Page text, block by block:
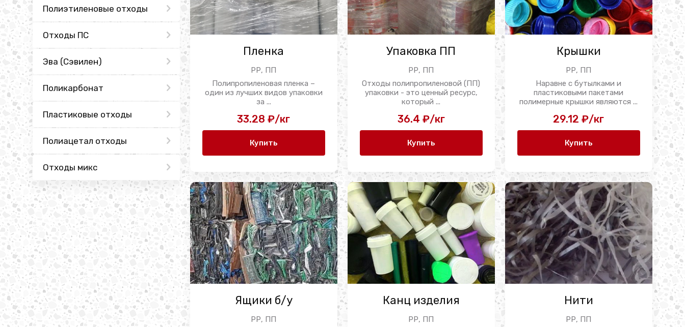
Полиэтиленовые отходы
Отходы ПС
Эва (Сэвилен)
Поликарбонат
Пластиковые отходы
Полиацетал отходы
Отходы микс
Пленка
РР, ПП
Полипропиленовая пленка –
один из лучших видов упаковки
за ...
33.28 ₽/кг
Купить
Упаковка ПП
РР, ПП
Отходы полипропиленовой (ПП)
упаковки - это ценный ресурс,
который ...
36.4 ₽/кг
Купить
Крышки
РР, ПП
Наравне с бутылками и
пластиковыми пакетами
полимерные крышки являются ...
29.12 ₽/кг
Купить
Ящики б/у
РР, ПП
Канц изделия
РР, ПП
Нити
РР, ПП